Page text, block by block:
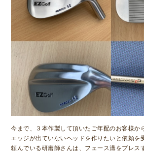
今まで、３本作製して頂いたご年配のお客様か
エッジが出ていないヘッドを作りたいと依頼を
頼んでいる研磨師さんは、フェース溝をプレス